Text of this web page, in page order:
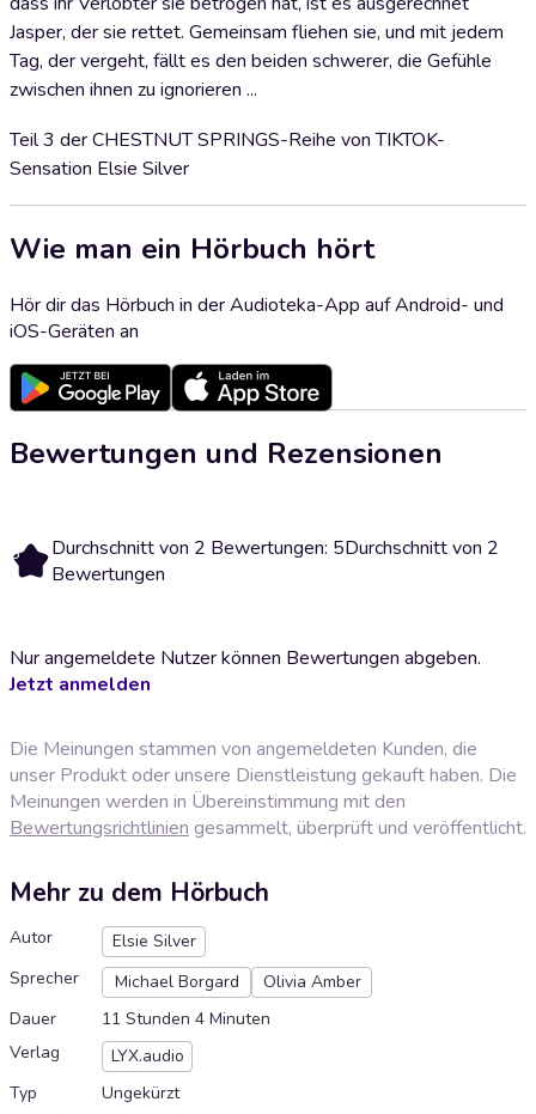
Jasper, der sie rettet. Gemeinsam fliehen sie, und mit jedem
Tag, der vergeht, fällt es den beiden schwerer, die Gefühle
zwischen ihnen zu ignorieren ...
Teil 3 der CHESTNUT SPRINGS-Reihe von TIKTOK-
Sensation Elsie Silver
Wie man ein Hörbuch hört
Hör dir das Hörbuch in der Audioteka-App auf Android- und
iOS-Geräten an
Bewertungen und Rezensionen
5 Durchschnitt von 2 Bewertungen: 5Durchschnitt von 2
Bewertungen
Nur angemeldete Nutzer können Bewertungen abgeben.
Jetzt anmelden
Die Meinungen stammen von angemeldeten Kunden, die
unser Produkt oder unsere Dienstleistung gekauft haben. Die
Meinungen werden in Übereinstimmung mit den
Bewertungsrichtlinien gesammelt, überprüft und veröffentlicht.
Mehr zu dem Hörbuch
Autor
Elsie Silver
Sprecher
Michael Borgard
Olivia Amber
Dauer
11 Stunden 4 Minuten
Verlag
LYX.audio
Typ
Ungekürzt